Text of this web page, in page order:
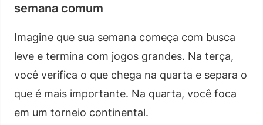
semana comum
Imagine que sua semana começa com busca
leve e termina com jogos grandes. Na terça,
você verifica o que chega na quarta e separa o
que é mais importante. Na quarta, você foca
em um torneio continental.